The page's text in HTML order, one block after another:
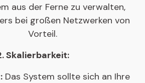
aus der Ferne zu verwalten,
bei großen Netzwerken von
Vorteil.
Skalierbarkeit:
Das System sollte sich an Ihre